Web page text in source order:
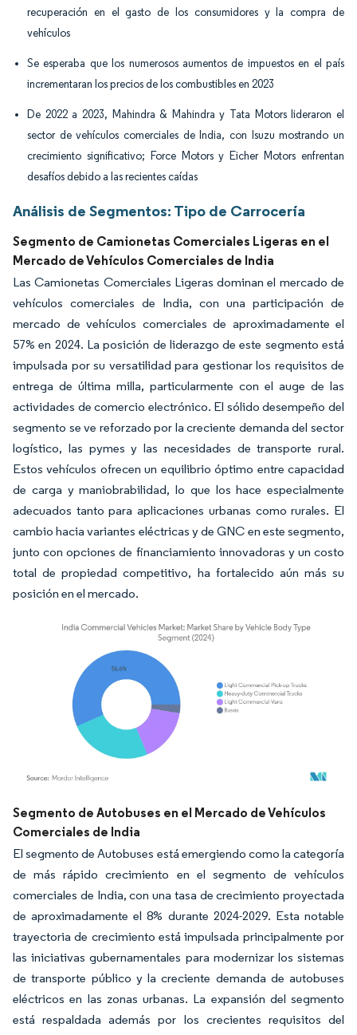
recuperación en el gasto de los consumidores y la compra de
vehículos
Se esperaba que los numerosos aumentos de impuestos en el país
incrementaran los precios de los combustibles en 2023
De 2022 a 2023, Mahindra & Mahindra y Tata Motors lideraron el
sector de vehículos comerciales de India, con Isuzu mostrando un
crecimiento significativo; Force Motors y Eicher Motors enfrentan
desafíos debido a las recientes caídas
Análisis de Segmentos: Tipo de Carrocería
Segmento de Camionetas Comerciales Ligeras en el
Mercado de Vehículos Comerciales de India
Las Camionetas Comerciales Ligeras dominan el mercado de
vehículos comerciales de India, con una participación de
mercado de vehículos comerciales de aproximadamente el
57% en 2024. La posición de liderazgo de este segmento está
impulsada por su versatilidad para gestionar los requisitos de
entrega de última milla, particularmente con el auge de las
actividades de comercio electrónico. El sólido desempeño del
segmento se ve reforzado por la creciente demanda del sector
logístico, las pymes y las necesidades de transporte rural.
Estos vehículos ofrecen un equilibrio óptimo entre capacidad
de carga y maniobrabilidad, lo que los hace especialmente
adecuados tanto para aplicaciones urbanas como rurales. El
cambio hacia variantes eléctricas y de GNC en este segmento,
junto con opciones de financiamiento innovadoras y un costo
total de propiedad competitivo, ha fortalecido aún más su
posición en el mercado.
Imagen © Mordor Intelligence. El uso requiere atribución según CC BY 4.0.
Segmento de Autobuses en el Mercado de Vehículos
Comerciales de India
El segmento de Autobuses está emergiendo como la categoría
de más rápido crecimiento en el segmento de vehículos
comerciales de India, con una tasa de crecimiento proyectada
de aproximadamente el 8% durante 2024-2029. Esta notable
trayectoria de crecimiento está impulsada principalmente por
las iniciativas gubernamentales para modernizar los sistemas
de transporte público y la creciente demanda de autobuses
eléctricos en las zonas urbanas. La expansión del segmento
está respaldada además por los crecientes requisitos del